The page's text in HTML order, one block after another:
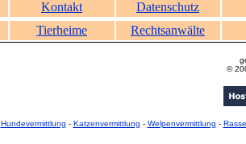
Kontakt
Datenschutz
Tierheime Rechtsanwälte
©
Hundevermittlung - Katzenvermittlung - Welpenvermittlung -